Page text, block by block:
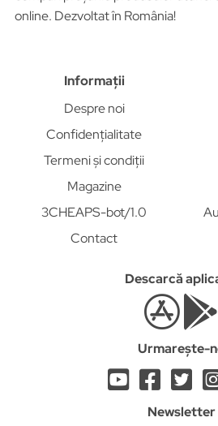
online. Dezvoltat în România!
Informații
Despre noi
Confidențialitate
Termeni și condiții
Magazine
3CHEAPS-bot/1.0
Contact
Descarcă
Urmarește-
Newsletter